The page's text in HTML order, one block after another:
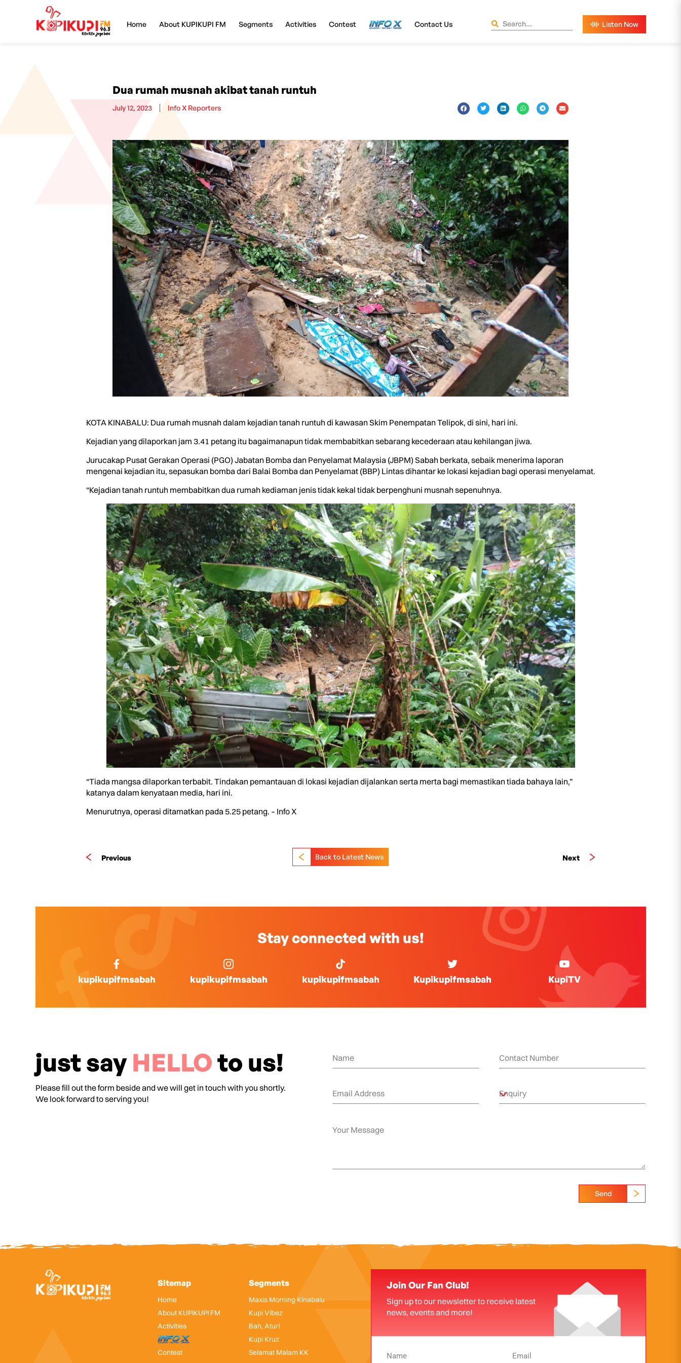
Home About KUPIKUPI FM Segments Activities Contest InfoX Contact Us
Dua rumah musnah akibat tanah runtuh
July 12, 2023 Info X Reporters
KOTA KINABALU: Dua rumah musnah dalam kejadian tanah runtuh di kawasan Skim Penempatan Telipok, di sini, hari ini.
Kejadian yang dilaporkan jam 3.41 petang itu bagaimanapun tidak membabitkan sebarang kecederaan atau kehilangan jiwa.
Jurucakap Pusat Gerakan Operasi (PGO) Jabatan Bomba dan Penyelamat Malaysia (JBPM) Sabah berkata, sebaik menerima laporan
mengenai kejadian itu, sepasukan bomba dari Balai Bomba dan Penyelamat (BBP) Lintas dihantar ke lokasi kejadian bagi operasi menyelamat.
“Kejadian tanah runtuh membabitkan dua rumah kediaman jenis tidak kekal tidak berpenghuni musnah sepenuhnya.
“Tiada mangsa dilaporkan terbabit. Tindakan pemantauan di lokasi kejadian dijalankan serta merta bagi memastikan tiada bahaya lain,”
katanya dalam kenyataan media, hari ini.
Menurutnya, operasi ditamatkan pada 5.25 petang. – Info X
Previous Next
Back to Latest News
Stay connected with us!
kupikupifmsabah kupikupifmsabah kupikupifmsabah Kupikupifmsabah KupiTV
just say HELLOto us!
Please fill out the form beside and we will get in touch with you shortly.
We look forward to serving you!
Send
Sitemap
Home
About KUPIKUPI FM
Activities
InfoX
Contest
Segments
Maxis Morning Kinabalu
Kupi Vibez
Bah, Atur!
Kupi Kruz
Selamat Malam KK
Join Our Fan Club!
Sign up to our newsletter to receive latest
news, events and more!